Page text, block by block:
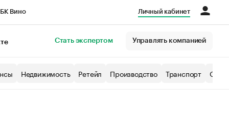
Вино Личный кабинет
Стать экспертом Управлять компанией
Недвижимость Ретейл Производство Транспорт